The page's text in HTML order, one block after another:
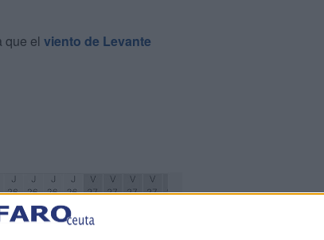
que el viento de Levante